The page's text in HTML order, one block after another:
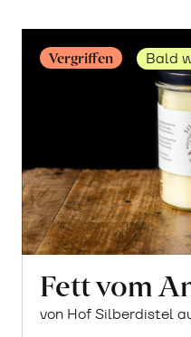
Vergriffen Bald
Fett vom
von Hof Silberdistel